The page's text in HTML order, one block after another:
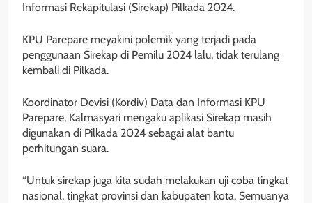
Informasi Rekapitulasi (Sirekap) Pilkada 2024.
KPU Parepare meyakini polemik yang terjadi pada
penggunaan Sirekap di Pemilu 2024 lalu, tidak terulang
kembali di Pilkada.
Koordinator Devisi (Kordiv) Data dan Informasi KPU
Parepare, Kalmasyari mengaku aplikasi Sirekap masih
digunakan di Pilkada 2024 sebagai alat bantu
perhitungan suara.
“Untuk sirekap juga kita sudah melakukan uji coba tingkat
nasional, tingkat provinsi dan kabupaten kota. Semuanya